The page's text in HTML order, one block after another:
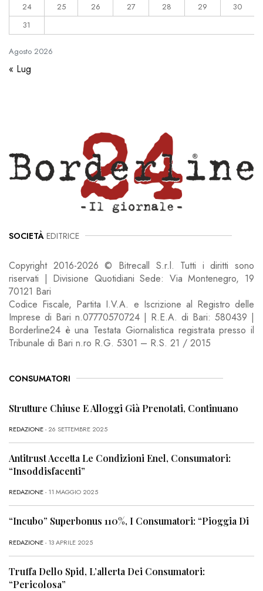
Agosto 2026
24
25 26 27 28 29
30
31
« Lug
SOCIETÀ EDITRICE
Copyright 2016-2026 © Bitrecall S.r.l. Tutti i diritti sono
riservati | Divisione Quotidiani Sede: Via Montenegro, 19
70121 Bari
Codice Fiscale, Partita I.V.A. e Iscrizione al Registro delle
Imprese di Bari n.07770570724 | R.E.A. di Bari: 580439 |
Borderline24 è una Testata Giornalistica registrata presso il
Tribunale di Bari n.ro R.G. 5301 – R.S. 21 / 2015
CONSUMATORI
Strutture Chiuse E Alloggi Già Prenotati, Continuano
REDAZIONE- 26 SETTEMBRE 2025
Antitrust Accetta Le Condizioni Enel, Consumatori:
“Insoddisfacenti”
REDAZIONE- 11 MAGGIO 2025
“Incubo” Superbonus 110%, I Consumatori: “Pioggia Di
REDAZIONE- 13 APRILE 2025
Truffa Dello Spid, L’allerta Dei Consumatori:
“Pericolosa”